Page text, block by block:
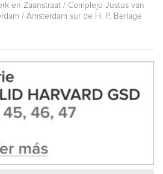
en Zaanstraat / Complejo Justus van
/ Ámsterdam sur de H. P. Berlage